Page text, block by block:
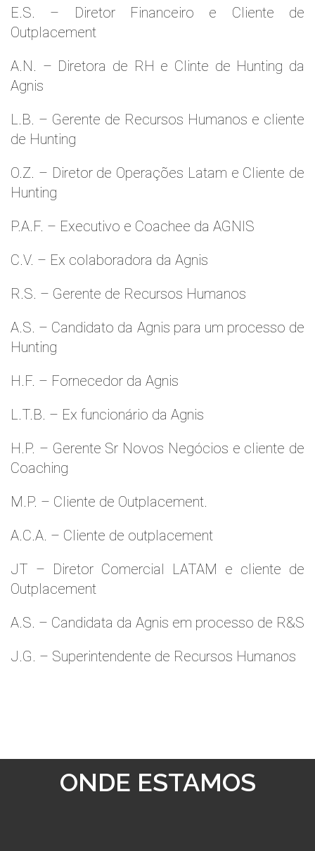
E.S. – Diretor Financeiro e Cliente de
Outplacement
A.N. – Diretora de RH e Clinte de Hunting da
Agnis
L.B. – Gerente de Recursos Humanos e cliente
de Hunting
O.Z. – Diretor de Operações Latam e Cliente de
Hunting
P.A.F. – Executivo e Coachee da AGNIS
C.V. – Ex colaboradora da Agnis
R.S. – Gerente de Recursos Humanos
A.S. – Candidato da Agnis para um processo de
Hunting
H.F. – Fornecedor da Agnis
L.T.B. – Ex funcionário da Agnis
H.P. – Gerente Sr Novos Negócios e cliente de
Coaching
M.P. – Cliente de Outplacement.
A.C.A. – Cliente de outplacement
JT – Diretor Comercial LATAM e cliente de
Outplacement
A.S. – Candidata da Agnis em processo de R&S
J.G. – Superintendente de Recursos Humanos
ONDE ESTAMOS